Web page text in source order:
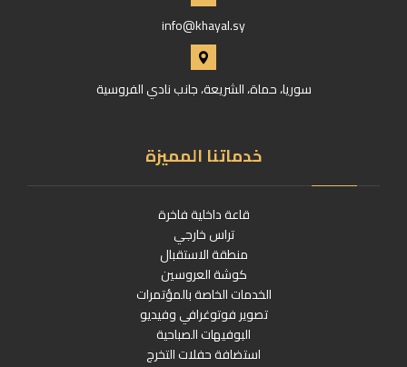
info@khayal.sy
سوريا، حماة، الشريعة، جانب نادي الفروسية
خدماتنا المميزة
قاعة داخلية فاخرة
تراس خارجي
منطقة الاستقبال
كوشة العروسين
الخدمات الخاصة بالمؤتمرات
تصوير فوتوغرافي وفيديو
البوفيهات الصباحية
استضافة حفلات التخرج